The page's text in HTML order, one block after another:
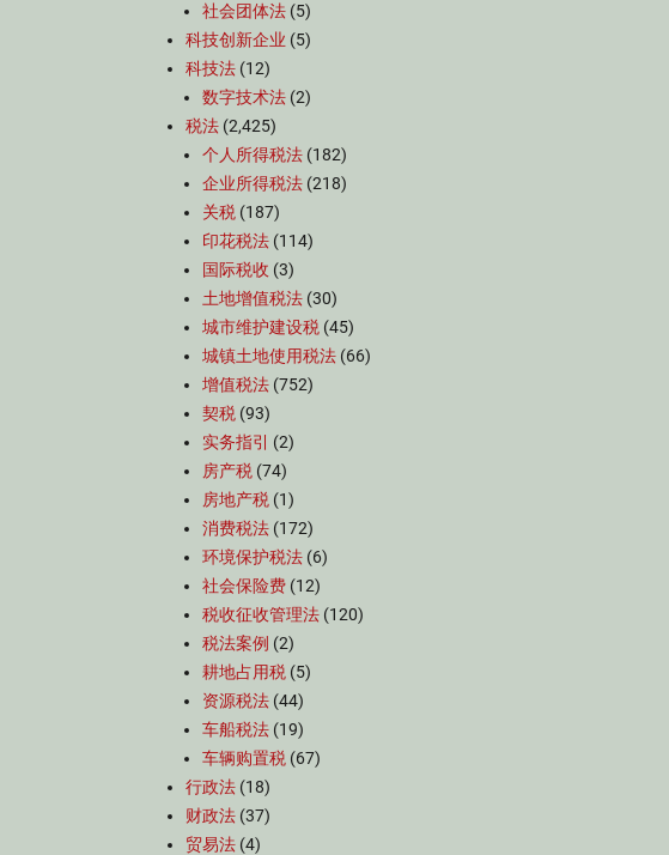
社会团体法 (5)
科技创新企业 (5)
科技法 (12)
数字技术法 (2)
税法 (2,425)
个人所得税法 (182)
企业所得税法 (218)
关税 (187)
印花税法 (114)
国际税收 (3)
土地增值税法 (30)
城市维护建设税 (45)
城镇土地使用税法 (66)
增值税法 (752)
契税 (93)
实务指引
(2)
房产税 (74)
房地产税 (1)
消费税法 (172)
环境保护税法 (6)
社会保险费 (12)
税收征收管理法 (120)
税法案例 (2)
耕地占用税 (5)
资源税法 (44)
车船税法 (19)
车辆购置税 (67)
行政法 (18)
财政法 (37)
贸易法 (4)